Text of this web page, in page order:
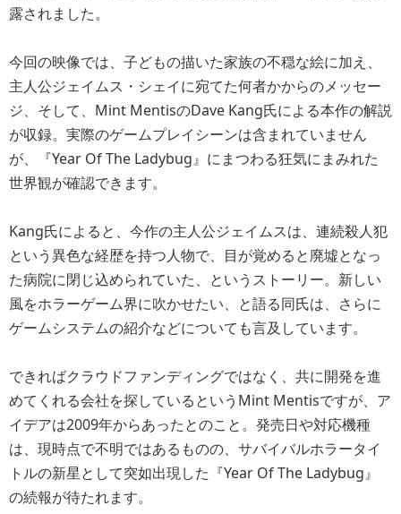
露されました。
今回の映像では、子どもの描いた家族の不穏な絵に加え、
主人公ジェイムス・シェイに宛てた何者かからのメッセー
ジ、そして、Mint MentisのDave Kang氏による本作の解説
が収録。実際のゲームプレイシーンは含まれていません
が、『Year Of The Ladybug』にまつわる狂気にまみれた
世界観が確認できます。
Kang氏によると、今作の主人公ジェイムスは、連続殺人犯
という異色な経歴を持つ人物で、目が覚めると廃墟となっ
た病院に閉じ込められていた、というストーリー。新しい
風をホラーゲーム界に吹かせたい、と語る同氏は、さらに
ゲームシステムの紹介などについても言及しています。
できればクラウドファンディングではなく、共に開発を進
めてくれる会社を探しているというMint Mentisですが、ア
イデアは2009年からあったとのこと。発売日や対応機種
は、現時点で不明ではあるものの、サバイバルホラータイ
トルの新星として突如出現した『Year Of The Ladybug』
の続報が待たれます。